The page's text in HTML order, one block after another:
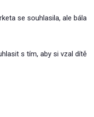
se souhlasila, ale bála
s tím, aby si vzal dítě